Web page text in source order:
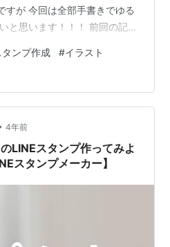
すが 今回は全部手書きでゆる
と思います！！！ 前回の記事
らゆる生き物を使ってその特
つくのは 世界遺産をイラスト
メイドネタで作る 音楽あるあ
ペラ） 考えると結構出てく
たい見たい私。 ちょっと今は
タンプ作成 #イラスト
4年前
LINEスタンプ作ってみよ
スタンプメーカー】